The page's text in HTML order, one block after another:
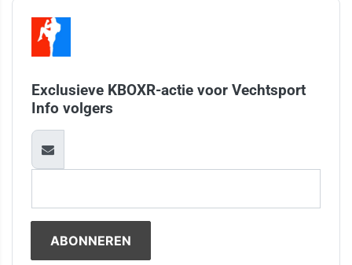
Exclusieve KBOXR-actie voor Vechtsport
Info volgers